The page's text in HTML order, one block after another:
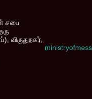
சபை
விருதுநகர்,